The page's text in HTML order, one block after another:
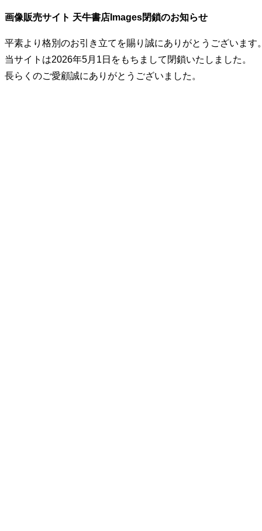
画像販売サイト 天牛書店Images閉鎖のお知らせ
平素より格別のお引き立てを賜り誠にありがとうございます
当サイトは2026年5月1日をもちまして閉鎖いたしました。
長らくのご愛顧誠にありがとうございました。